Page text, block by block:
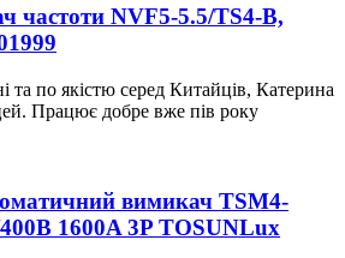
частоти NVF5-5.5/TS4-B,
та по якістю серед Китайців, Катерина
Працює добре вже пів року
вимикач TSM4-
1600A 3P TOSUNLux